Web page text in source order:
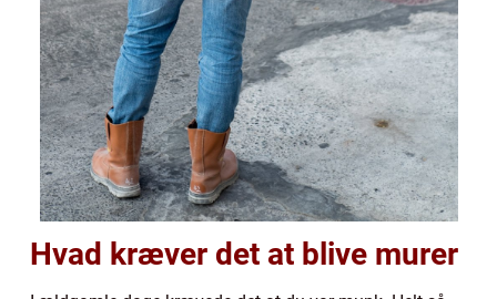
Hvad kræver det at blive murer